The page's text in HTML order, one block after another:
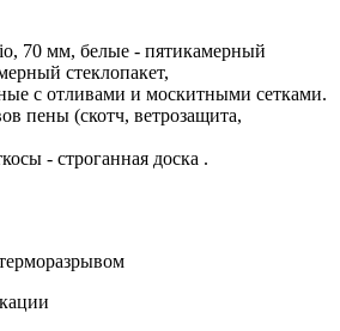
70 мм, белые - пятикамерный
стеклопакет,
с отливами и москитными сетками.
пены (скотч, ветрозащита,
- строганная доска .